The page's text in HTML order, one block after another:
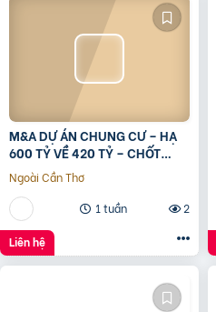
M&A DỰ ÁN CHUNG CƯ – HẠ
600 TỶ VỀ 420 TỶ – CHỐT
LVCC
Ngoài Cần Thơ
1 tuần
2
Liên hệ